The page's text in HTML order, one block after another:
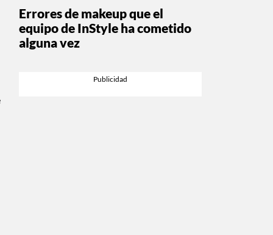
Errores de makeup que el
equipo de InStyle ha cometido
alguna vez